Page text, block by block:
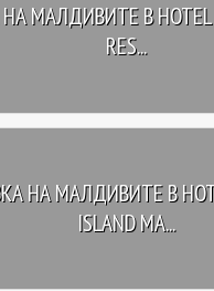
МАЛДИВИТЕ В HOTEL
RES...
НА МАЛДИВИТЕ В
ISLAND MA...